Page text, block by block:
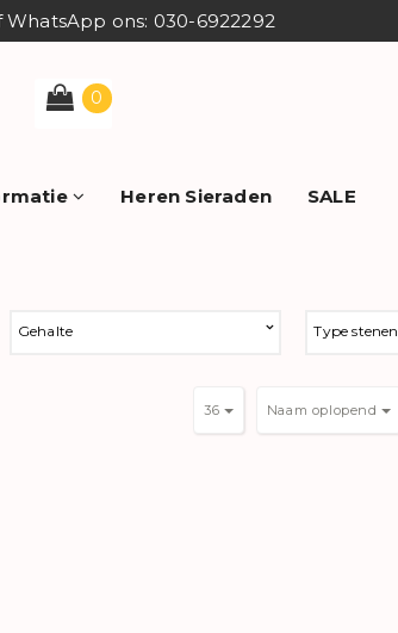
WhatsApp ons: 030-6922292
0
Heren Sieraden SALE
Gehalte Type stenen
Naam oplopend
36